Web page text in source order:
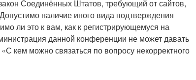
Соединённых Штатов, требующий от сайтов,
наличие иного вида подтверждения
ли это к вам, как к регистрирующемуся на
данной конференции не может давать
кем можно связаться по вопросу некорректного